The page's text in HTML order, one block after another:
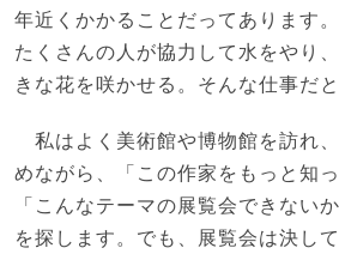
年近くかかることだってあります
たくさんの人が協力して水をやり
きな花を咲かせる。そんな仕事だ
私はよく美術館や博物館を訪れ
めながら、「この作家をもっと知
「こんなテーマの展覧会できない
を探します。でも、展覧会は決し